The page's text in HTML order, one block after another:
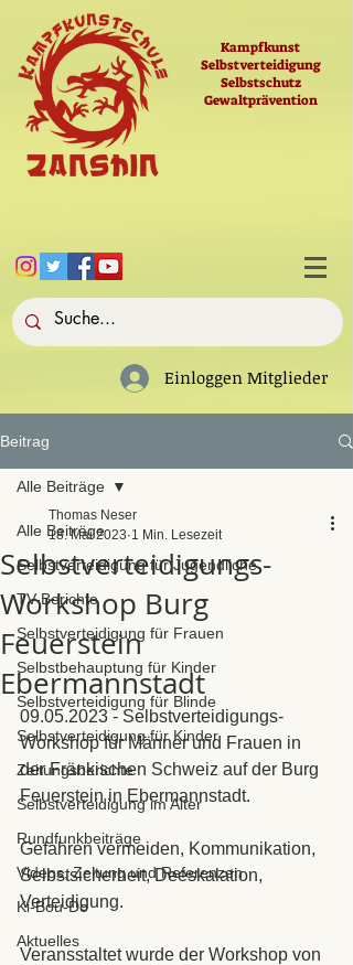
Kampfkunst
Selbstverteidigung
Selbstschutz
Gewaltprävention
Einloggen Mitglieder
Beitrag
Alle Beiträge
Selbstverteidigung für Jugendliche
TV-Berichte
Selbstverteidigung für Frauen
Selbstbehauptung für Kinder
Selbstverteidigung für Blinde
Selbstverteidigung für Kinder
Zeitungsberichte
Selbstverteidigung im Alter
Rundfunkbeiträge
Videos, Zeitung und Referenzen
Ki-Bou-Do
Aktuelles
Alle Beiträge
Selbstverteidigungs-
Workshop Burg
Feuerstein
Ebermannstadt
Thomas Neser
18. Mai 2023 1 Min. Lesezeit
09.05.2023 - Selbstverteidigungs-
Workshop für Männer und Frauen in
der Fränkischen Schweiz auf der Burg
Feuerstein in Ebermannstadt.
Gefahren vermeiden, Kommunikation,
Selbstsicherheit, Deeskalation,
Verteidigung.
Veransstaltet wurde der Workshop von